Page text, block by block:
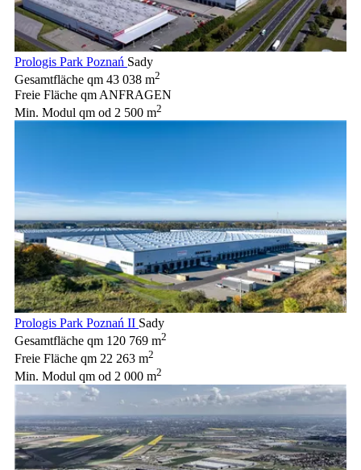
Prologis Park Poznań Sady
Gesamtfläche qm 43 038 m2
Freie Fläche qm ANFRAGEN
Min. Modul qm od 2 500 m2
Prologis Park Poznań II Sady
Gesamtfläche qm 120 769 m2
Freie Fläche qm 22 263 m2
Min. Modul qm od 2 000 m2